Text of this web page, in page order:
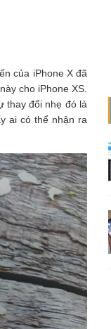
của iPhone X đã
cho iPhone XS.
thay đổi nhẹ đó là
ai có thể nhận ra